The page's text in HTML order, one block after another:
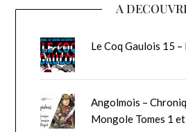
A
Le Coq Gaulois 15
Angolmois –
Mongole Tomes 1